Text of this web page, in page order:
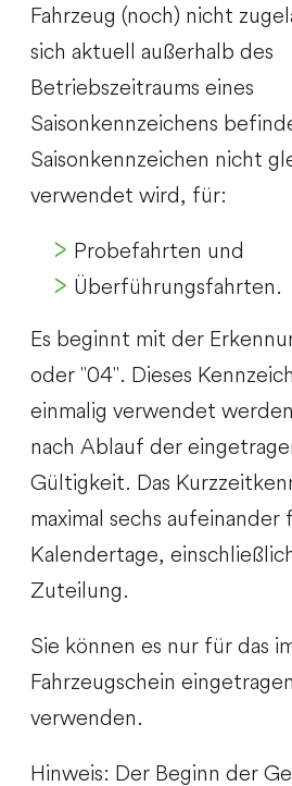
Fahrzeug (noch) nicht
sich aktuell außerhalb des
Betriebszeitraums eines
Saisonkennzeichens
Saisonkennzeichen nicht
verwendet wird, für:
Probefahrten und
Überführungsfahrten.
Es beginnt mit der
oder "04". Dieses
einmalig verwendet
nach Ablauf der
Gültigkeit. Das
maximal sechs aufeinander
Kalendertage,
Zuteilung.
Sie können es nur für das
Fahrzeugschein
verwenden.
Hinweis: Der Beginn der